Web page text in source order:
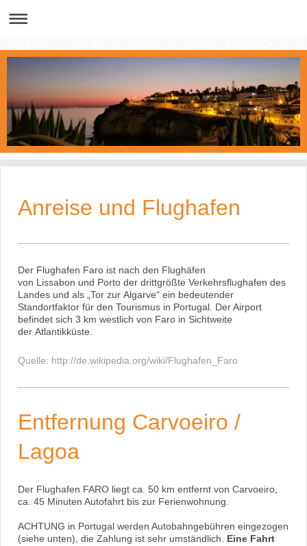
Anreise und Flughafen
Der Flughafen Faro ist nach den Flughäfen
von Lissabon und Porto der drittgrößte Verkehrsflughafen des
Landes und als „Tor zur Algarve“ ein bedeutender
Standortfaktor für den Tourismus in Portugal. Der Airport
befindet sich 3 km westlich von Faro in Sichtweite
der Atlantikküste.
Quelle: http://de.wikipedia.org/wiki/Flughafen_Faro
Entfernung Carvoeiro /
Lagoa
Der Flughafen FARO liegt ca. 50 km entfernt von Carvoeiro,
ca. 45 Minuten Autofahrt bis zur Ferienwohnung.
ACHTUNG in Portugal werden Autobahngebühren eingezogen
(siehe unten), die Zahlung ist sehr umständlich. Eine Fahrt